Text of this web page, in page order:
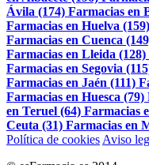
Ávila (174) Farmacias en
Farmacias en Huelva (159)
Farmacias en Cuenca
Farmacias en Lleida (128)
Farmacias en Segovia
Farmacias en Jaén (111)
Farmacias en Huesca (79)
en Teruel (64) Farmacias
Ceuta (31) Farmacias en
Política de cookies Aviso